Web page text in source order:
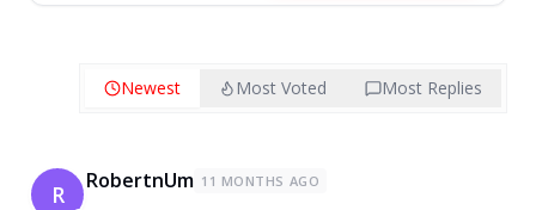
Newest Most Voted Most Replies
R RobertnUm 11 MONTHS AGO